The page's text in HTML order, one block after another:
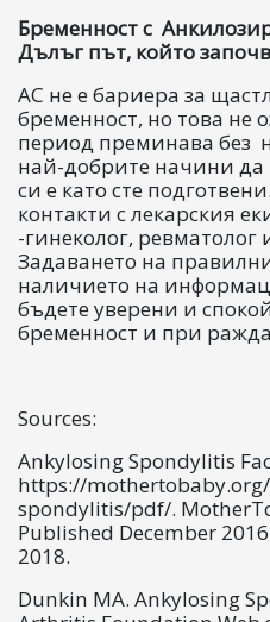
Бременност с
Дълъг път, който
АС не е бариера за
бременност, но това не
период преминава без
най-добрите начини да
си е като сте
контакти с лекарския
-гинеколог, ревматолог
Задаването на
наличието на
бъдете уверени и
бременност и при
Sources:
Ankylosing Spondylitis
https://
spondylitis/pdf/.
Published December
2018.
Dunkin MA. Ankylosing